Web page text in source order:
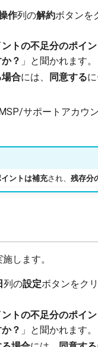
作列の解約ボタンを
トの不足分のポイ
？ 」と聞かれます。
合には、 同意する
サポートアカウ
ントは補充され、 残存分
します。
列の設定ボタンをク
トの不足分のポイ
？ 」と聞かれます。